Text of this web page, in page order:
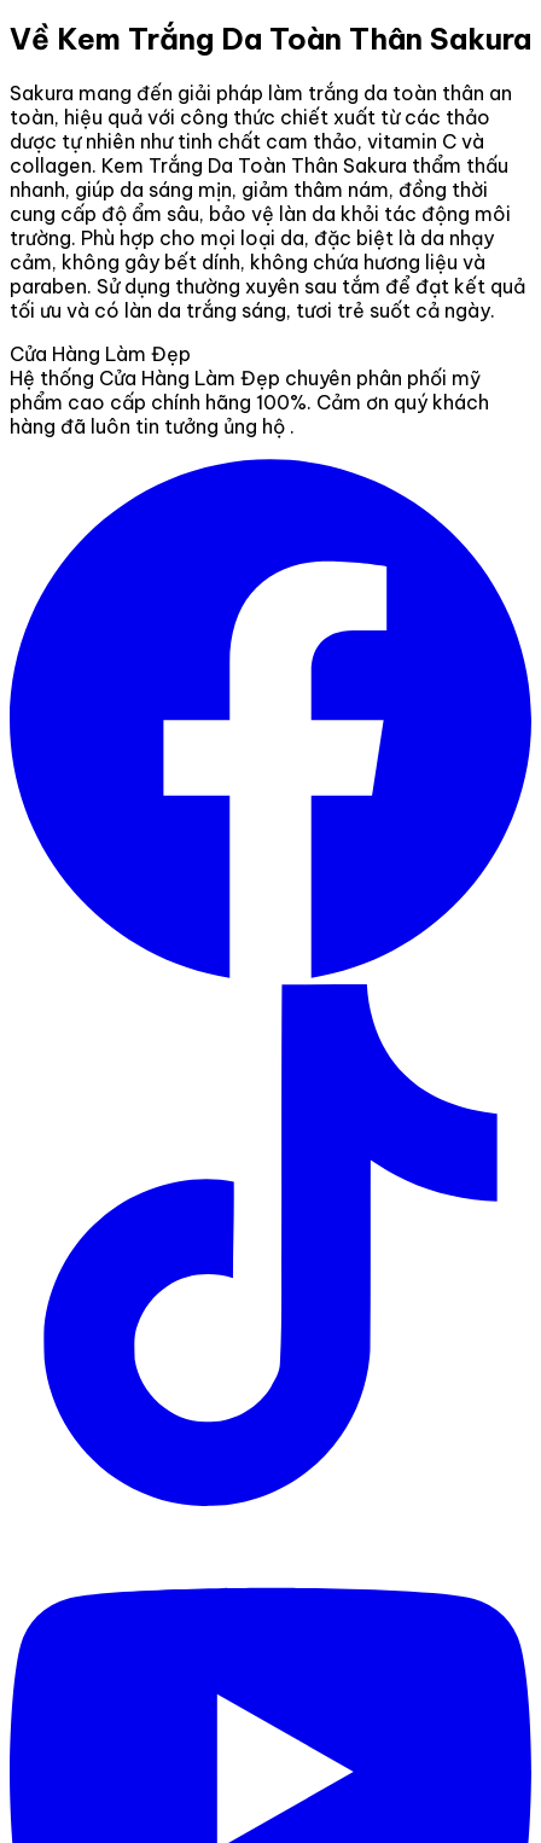
Về Kem Trắng Da Toàn Thân Sakura
Sakura mang đến giải pháp làm trắng da toàn thân an
toàn, hiệu quả với công thức chiết xuất từ các thảo
dược tự nhiên như tinh chất cam thảo, vitamin C và
collagen. Kem Trắng Da Toàn Thân Sakura thẩm thấu
nhanh, giúp da sáng mịn, giảm thâm nám, đồng thời
cung cấp độ ẩm sâu, bảo vệ làn da khỏi tác động môi
trường. Phù hợp cho mọi loại da, đặc biệt là da nhạy
cảm, không gây bết dính, không chứa hương liệu và
paraben. Sử dụng thường xuyên sau tắm để đạt kết quả
tối ưu và có làn da trắng sáng, tươi trẻ suốt cả ngày.
Cửa Hàng Làm Đẹp
Hệ thống Cửa Hàng Làm Đẹp chuyên phân phối mỹ
phẩm cao cấp chính hãng 100%. Cảm ơn quý khách
hàng đã luôn tin tưởng ủng hộ .